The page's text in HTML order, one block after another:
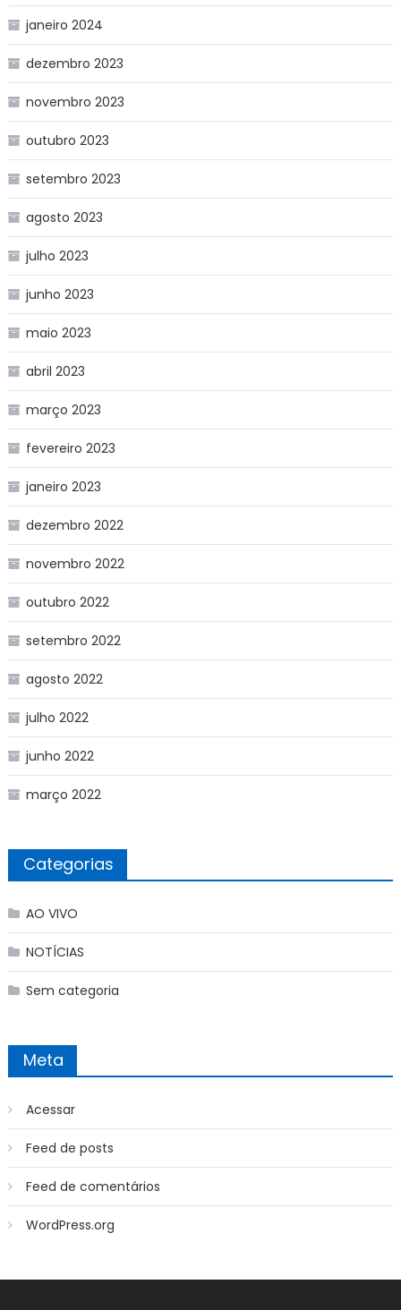
janeiro 2024
dezembro 2023
novembro 2023
outubro 2023
setembro 2023
agosto 2023
julho 2023
junho 2023
maio 2023
abril 2023
março 2023
fevereiro 2023
janeiro 2023
dezembro 2022
novembro 2022
outubro 2022
setembro 2022
agosto 2022
julho 2022
junho 2022
março 2022
Categorias
AO VIVO
NOTÍCIAS
Sem categoria
Meta
Acessar
Feed de posts
Feed de comentários
WordPress.org